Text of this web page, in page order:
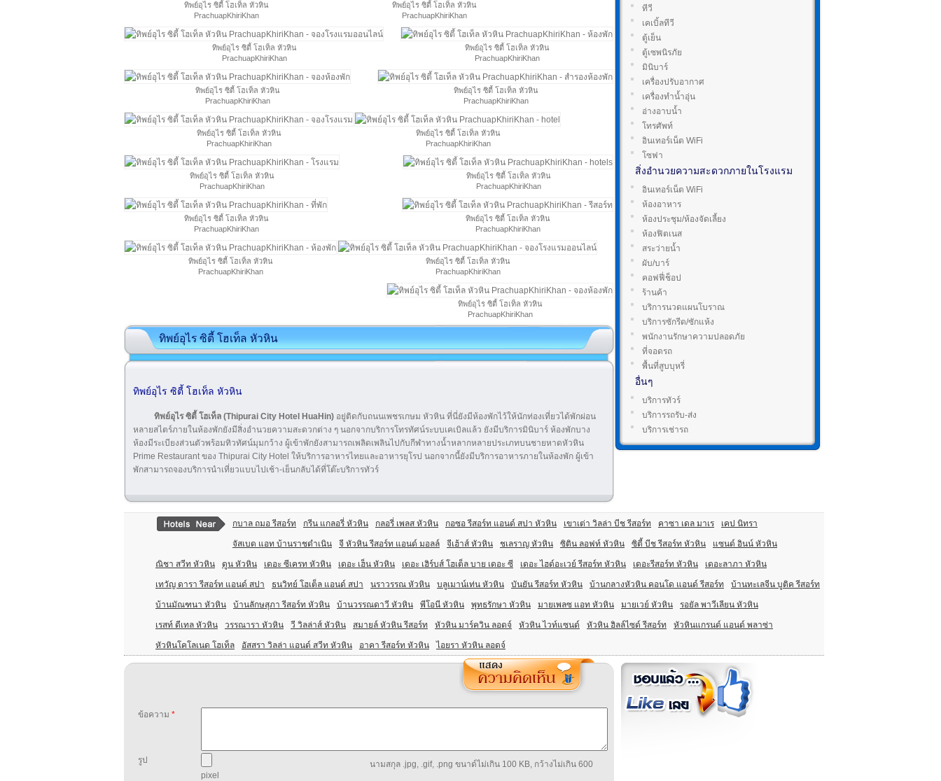
ทิพย์อุไร ซิตี้ โฮเท็ล หัวหิน
PrachuapKhiriKhan
ทิพย์อุไร ซิตี้ โฮเท็ล หัวหิน
PrachuapKhiriKhan
ทิพย์อุไร ซิตี้ โฮเท็ล หัวหิน
PrachuapKhiriKhan
ทิพย์อุไร ซิตี้ โฮเท็ล หัวหิน
PrachuapKhiriKhan
ทิพย์อุไร ซิตี้ โฮเท็ล หัวหิน
PrachuapKhiriKhan
ทิพย์อุไร ซิตี้ โฮเท็ล หัวหิน
PrachuapKhiriKhan
ทิพย์อุไร ซิตี้ โฮเท็ล หัวหิน
PrachuapKhiriKhan
ทิพย์อุไร ซิตี้ โฮเท็ล หัวหิน
PrachuapKhiriKhan
ทิพย์อุไร ซิตี้ โฮเท็ล หัวหิน
PrachuapKhiriKhan
ทิพย์อุไร ซิตี้ โฮเท็ล หัวหิน
PrachuapKhiriKhan
ทิพย์อุไร ซิตี้ โฮเท็ล หัวหิน
PrachuapKhiriKhan
ทิพย์อุไร ซิตี้ โฮเท็ล หัวหิน
PrachuapKhiriKhan
ทิพย์อุไร ซิตี้ โฮเท็ล หัวหิน
PrachuapKhiriKhan
ทิพย์อุไร ซิตี้ โฮเท็ล หัวหิน
PrachuapKhiriKhan
ทิพย์อุไร ซิตี้ โฮเท็ล หัวหิน
PrachuapKhiriKhan
ทิพย์อุไร ซิตี้ โฮเท็ล หัวหิน
ทิพย์อุไร ซิตี้ โฮเท็ล หัวหิน
ทิพย์อุไร ซิตี้ โฮเท็ล (Thipurai City Hotel HuaHin) อยู่ติดกับถนนเพชรเกษม หัวหิน ที่นี่ยังมีห้องพักไว้ให้นักท่องเที่ยวได้พักผ่อน
หลายสไตร์ภายในห้องพักยังมีสิ่งอำนวยความสะดวกต่าง ๆ นอกจากบริการโทรทัศน์ระบบเคเบิลแล้ว ยังมีบริการมินิบาร์ ห้องพักบาง
ห้องมีระเบียงส่วนตัวพร้อมทิวทัศน์มุมกว้าง ผู้เข้าพักยังสามารถเพลิดเพลินไปกับกีฬาทางน้ำหลากหลายประเภทบนชายหาดหัวหิน
Prime Restaurant ของ Thipurai City Hotel ให้บริการอาหารไทยและอาหารยุโรป นอกจากนี้ยังมีบริการอาหารภายในห้องพัก ผู้เข้า
พักสามารถจองบริการนำเที่ยวแบบไปเช้า-เย็นกลับได้ที่โต๊ะบริการทัวร์
ทีวี
เคเบิ้ลทีวี
ตู้เย็น
ตู้เซพนิรภัย
มินิบาร์
เครื่องปรับอากาศ
เครื่องทำน้ำอุ่น
อ่างอาบน้ำ
โทรศัพท์
อินเทอร์เน็ต WiFi
โซฟา
สิ่งอำนวยความสะดวกภายในโรงแรม
อินเทอร์เน็ต WiFi
ห้องอาหาร
ห้องประชุม/ห้องจัดเลี้ยง
ห้องฟิตเนส
สระว่ายน้ำ
ผับ/บาร์
คอฟฟี่ช็อป
ร้านค้า
บริการนวดแผนโบราณ
บริการซักรีด/ซักแห้ง
พนักงานรักษาความปลอดภัย
ที่จอดรถ
พื้นที่สูบบุหรี่
อื่นๆ
บริการทัวร์
บริการรถรับ-ส่ง
บริการเช่ารถ
กบาล ถมอ รีสอร์ท กรีน แกลอรี่ หัวหิน กลอรี่ เพลส หัวหิน กอซอ รีสอร์ท แอนด์ สปา หัวหิน เขาเต่า วิลล่า บีช รีสอร์ท คาซา เดล มาเร เคป นิทรา
จัสเบด แอท บ้านราชดำเนิน จี หัวหิน รีสอร์ท แอนด์ มอลล์ จีเฮ้าส์ หัวหิน ชเลราญ หัวหิน ซิติน ลอฟท์ หัวหิน ซิตี้ บีช รีสอร์ท หัวหิน แซนด์ อินน์ หัวหิน
ณิชา สวีท หัวหิน ดูน หัวหิน เดอะ ซีเครท หัวหิน เดอะ เฮ็น หัวหิน เดอะ เฮิร์บส์ โฮเต็ล บาย เดอะ ซี เดอะ ไฮด์อะเวย์ รีสอร์ท หัวหิน เดอะรีสอร์ท หัวหิน เดอะลาภา หัวหิน
เทวัญ ดารา รีสอร์ท แอนด์ สปา ธนวิทย์ โฮเต็ล แอนด์ สปา นราวรรณ หัวหิน บลูเมาน์เท่น หัวหิน บันยัน รีสอร์ท หัวหิน บ้านกลางหัวหิน คอนโด แอนด์ รีสอร์ท บ้านทะเลจีน บูติค รีสอร์ท
บ้านมัณฑนา หัวหิน บ้านลักษสุภา รีสอร์ท หัวหิน บ้านวรรณดาวี หัวหิน พีโอนี หัวหิน พุทธรักษา หัวหิน มายเพลซ แอท หัวหิน มายเวย์ หัวหิน รอยัล พาวีเลียน หัวหิน
เรสท์ ดีเทล หัวหิน วรรณารา หัวหิน วี วิลล่าส์ หัวหิน สมายล์ หัวหิน รีสอร์ท หัวหิน มาร์ควิน ลอดจ์ หัวหิน ไวท์แซนด์ หัวหิน ฮิลล์ไซด์ รีสอร์ท หัวหินแกรนด์ แอนด์ พลาซ่า
หัวหินโคโลเนด โฮเท็ล อัสสรา วิลล่า แอนด์ สวีท หัวหิน อาคา รีสอร์ท หัวหิน ไอยรา หัวหิน ลอดจ์
ข้อความ *
รูป
นามสกุล .jpg, .gif, .png ขนาด์ไม่เกิน 100 KB, กว้างไม่เกิน 600
pixel